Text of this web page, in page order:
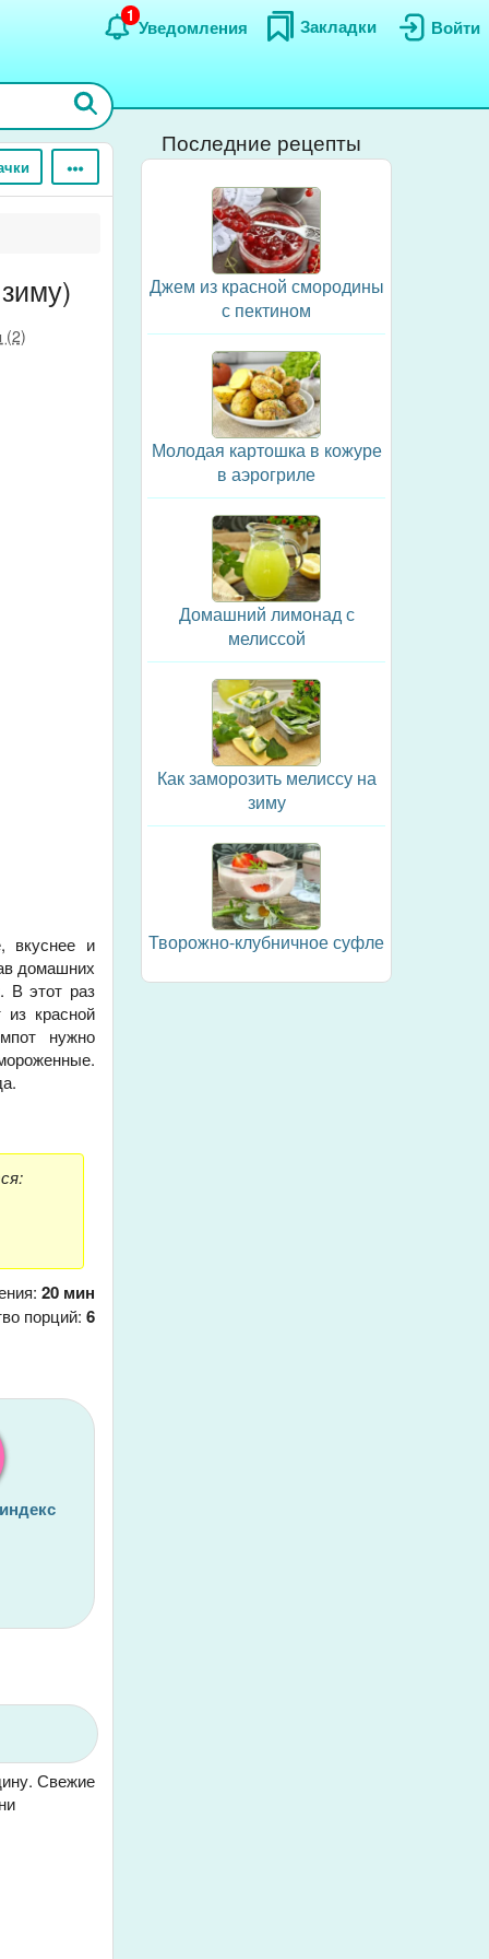
Войти
Закладки
Уведомления
1
(2)
вкуснее и
домашних
В этот раз
красной
нужно
20 мин
порций: 6
Свежие
Последние рецепты
Джем из красной смородины
с пектином
Молодая картошка в кожуре
в аэрогриле
Домашний лимонад с
мелиссой
Как заморозить мелиссу на
зиму
Творожно-клубничное суфле